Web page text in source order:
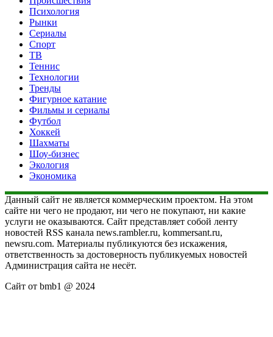
Психология
Рынки
Сериалы
Спорт
ТВ
Теннис
Технологии
Тренды
Фигурное катание
Фильмы и сериалы
Футбол
Хоккей
Шахматы
Шоу-бизнес
Экология
Экономика
Данный сайт не является коммерческим проектом. На этом
сайте ни чего не продают, ни чего не покупают, ни какие
услуги не оказываются. Сайт представляет собой ленту
новостей RSS канала news.rambler.ru, kommersant.ru,
newsru.com. Материалы публикуются без искажения,
ответственность за достоверность публикуемых новостей
Администрация сайта не несёт.
Сайт от bmb1 @ 2024